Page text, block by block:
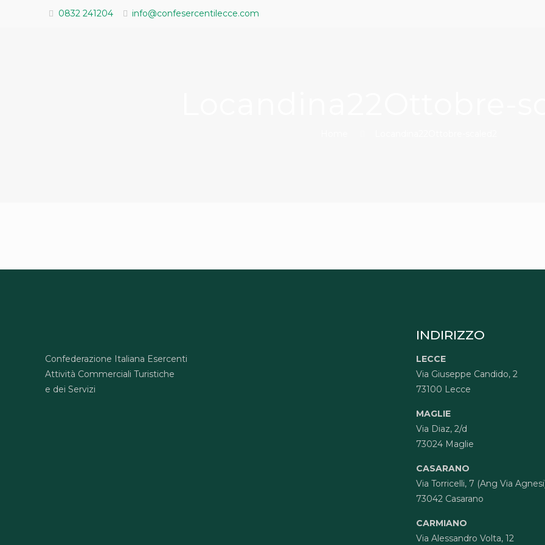
0832 241204 info@confesercentilecce.com
Confederazione Italiana Esercenti
Attività Commerciali Turistiche
e dei Servizi
INDIRIZZO
LECCE
Via Giuseppe Candido, 2
73100 Lecce
MAGLIE
Via Diaz, 2/d
73024 Maglie
CASARANO
Via Torricelli, 7 (Ang Via
73042 Casarano
CARMIANO
Via Alessandro Volta, 12